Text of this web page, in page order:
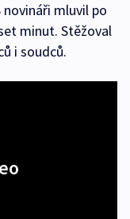
mluvil po
minut. Stěžoval
i soudců.